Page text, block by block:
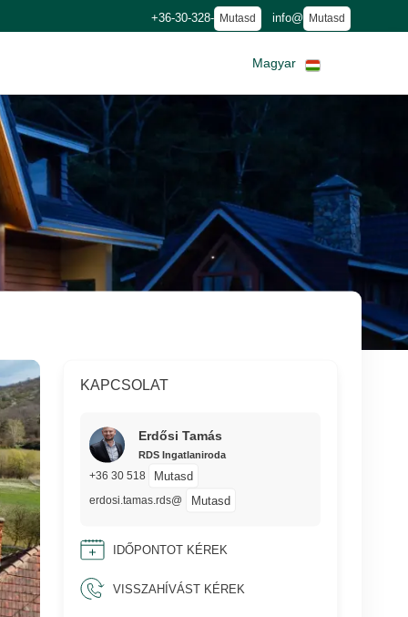
+36-30-328- Mutasd info@ Mutasd
Magyar
KAPCSOLAT
Erdősi Tamás
RDS Ingatlaniroda
+36 30 518 Mutasd
erdosi.tamas.rds@ Mutasd
IDŐPONTOT KÉREK
VISSZAHÍVÁST KÉREK